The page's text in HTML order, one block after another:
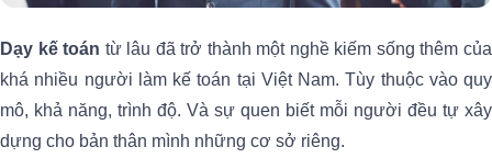
Dạy kế toán từ lâu đã trở thành một nghề kiếm sống thêm của
khá nhiều người làm kế toán tại Việt Nam. Tùy thuộc vào quy
mô, khả năng, trình độ. Và sự quen biết mỗi người đều tự xây
dựng cho bản thân mình những cơ sở riêng.